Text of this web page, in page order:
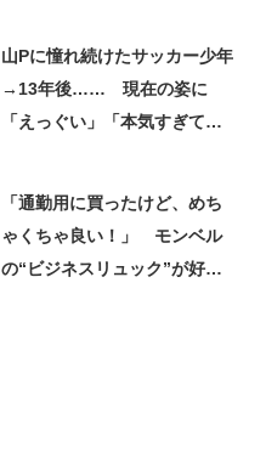
山Pに憧れ続けたサッカー少年
→13年後…… 現在の姿に
「えっぐい」「本気すぎて尊
「通勤用に買ったけど、めち
ゃくちゃ良い！」 モンベル
の“ビジネスリュック”が好